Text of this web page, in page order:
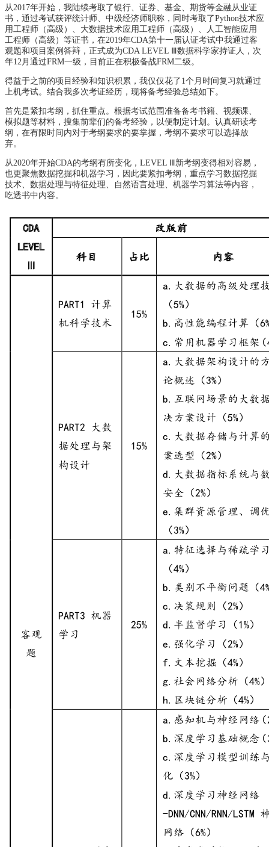
从2017年开始，我陆续考取了银行、证券、基金、期货等金融从业证
书，通过考试获评统计师、中级经济师职称，同时考取了Python技术应
用工程师（高级）、大数据技术应用工程师（高级）、人工智能应用
工程师（高级）等证书，在2019年CDA第十一届认证考试中我通过客
观题和项目案例答辩，正式成为CDA LEVEL Ⅲ数据科学家持证人，次
年12月通过FRM一级，目前正在积极备战FRM二级。
得益于之前的项目经验和知识积累，我仅仅花了1个月时间复习就通过
上机考试。结合我多次考证经历，现将备考经验总结如下。
首先是紧扣考纲，抓住重点。根据考试范围准备备考书籍、视频课、
模拟题等材料，搜集前辈们的备考经验，以便制定计划。认真研读考
纲，在有限时间内对于考纲要求的要掌握，考纲不要求可以选择放
弃。
从2020年开始CDA的考纲有所变化，LEVEL Ⅲ新考纲变得相对容易，
也更聚焦数据挖掘和机器学习，因此要紧扣考纲，重点学习数据挖掘
技术、数据处理与特征处理、自然语言处理、机器学习算法等内容，
吃透书中内容。